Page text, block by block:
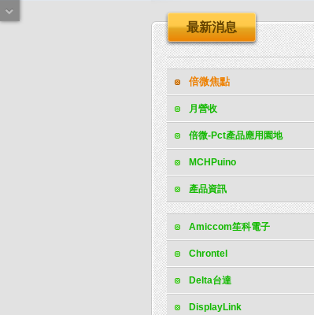
最新消息
倍微焦點
月營收
倍微-Pct產品應用園地
MCHPuino
產品資訊
Amiccom笙科電子
Chrontel
Delta台達
DisplayLink